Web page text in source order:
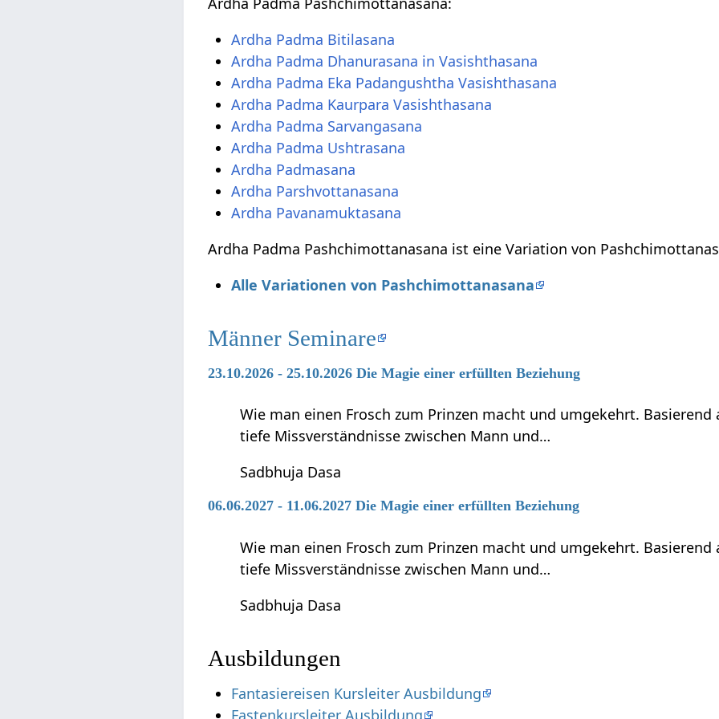
Ardha Padma Bitilasana
Ardha Padma Dhanurasana in Vasishthasana
Ardha Padma Eka Padangushtha Vasishthasana
Ardha Padma Kaurpara Vasishthasana
Ardha Padma Sarvangasana
Ardha Padma Ushtrasana
Ardha Padmasana
Ardha Parshvottanasana
Ardha Pavanamuktasana
Ardha Padma Pashchimottanasana ist eine Variation von
Alle Variationen von Pashchimottanasana
Männer Seminare
23.10.2026 - 25.10.2026 Die Magie einer erfüllten Beziehung
Wie man einen Frosch zum Prinzen macht und umgekehrt.
tiefe Missverständnisse zwischen Mann und…
Sadbhuja Dasa
06.06.2027 - 11.06.2027 Die Magie einer erfüllten Beziehung
Wie man einen Frosch zum Prinzen macht und umgekehrt.
tiefe Missverständnisse zwischen Mann und…
Sadbhuja Dasa
Ausbildungen
Fantasiereisen Kursleiter Ausbildung
Fastenkursleiter Ausbildung